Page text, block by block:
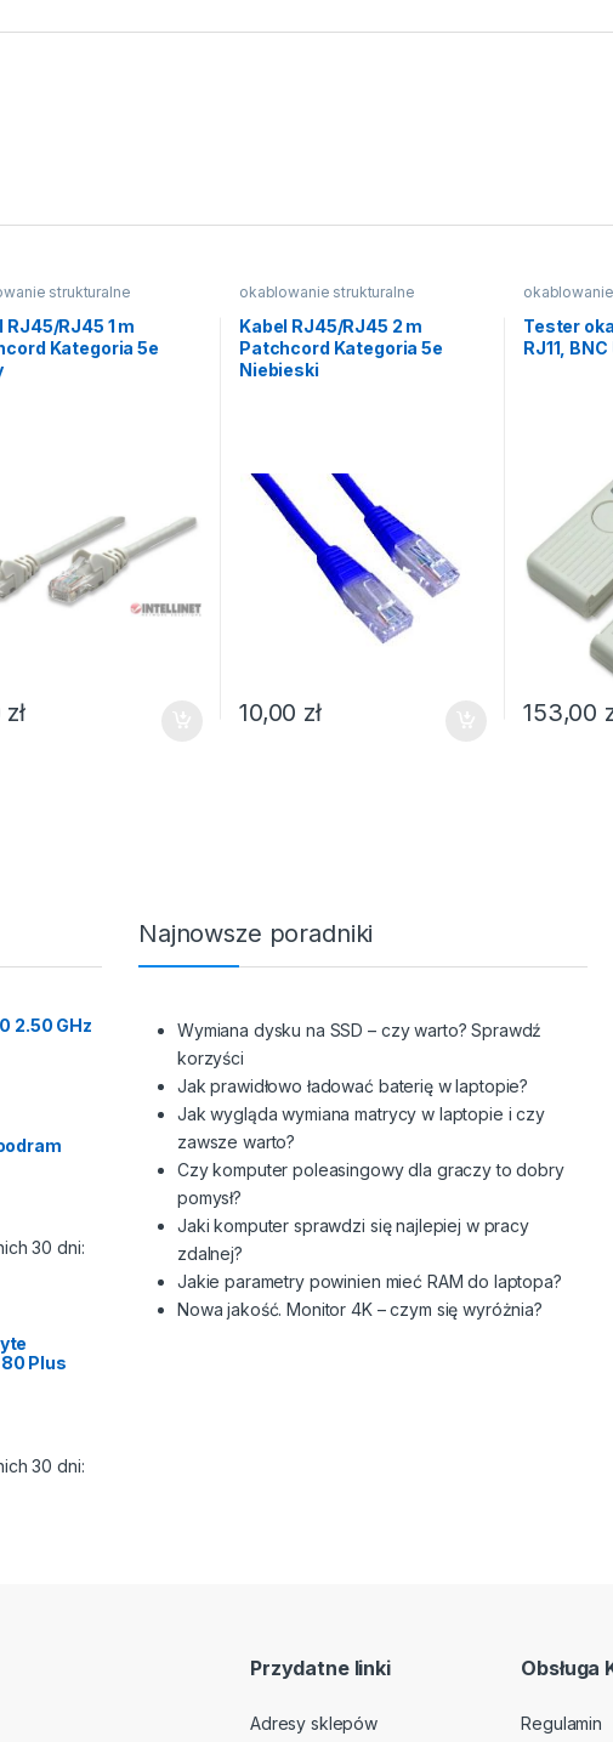
strukturalne
RJ45/RJ45 1 m
Kategoria 5e
zł
okablowanie strukturalne
Kabel RJ45/RJ45 2 m
Patchcord Kategoria 5e
Niebieski
10,00 zł
Tester
RJ11,
153,00
2.50 GHz
30 dni:
Plus
30 dni:
Najnowsze poradniki
Wymiana dysku na SSD – czy warto? Sprawdź
korzyści
Jak prawidłowo ładować baterię w laptopie?
Jak wygląda wymiana matrycy w laptopie i czy
zawsze warto?
Czy komputer poleasingowy dla graczy to dobry
pomysł?
Jaki komputer sprawdzi się najlepiej w pracy
zdalnej?
Jakie parametry powinien mieć RAM do laptopa?
Nowa jakość. Monitor 4K – czym się wyróżnia?
Przydatne linki
Adresy sklepów
Obsługa
Regulamin